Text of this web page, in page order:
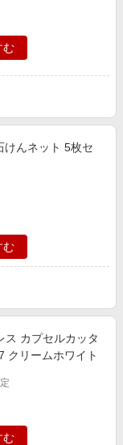
む
けんネット 5枚セ
む
ス カプセルカッタ
クリームホワイト
む